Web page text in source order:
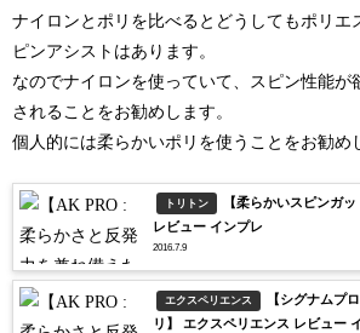
ナイロンとポリを比べるとどうしてもポリエ
ピンアシストはあります。
なのでナイロンを使っていて、スピン性能が
されることをお勧めします。
個人的には柔らかいポリを使うことをお勧め
トリトン
【柔らかいスピンガ
レビュー インプレ
2016.7.9
エクスペリエンス
【シグナムプ
リ】 エクスペリエンス レビュー